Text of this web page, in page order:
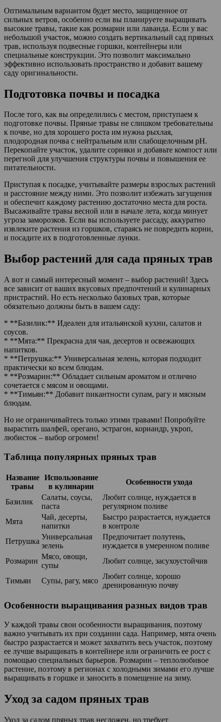
Оптимальным вариантом будет место, защищенное от
сильных ветров, особенно если вы планируете выращивать
высокие травы, такие как розмарин или лаванда. Если у вас
небольшой участок, можно создать вертикальный сад пряных
трав, используя подвесные горшки, контейнеры или
специальные конструкции. Это позволит максимально
эффективно использовать пространство и добавит вашему
саду оригинальности.
Подготовка почвы и посадка
После того, как вы определились с местом, приступаем к
подготовке почвы. Пряные травы не слишком требовательны
к почве, но для хорошего роста им нужна рыхлая,
плодородная почва с нейтральным или слабощелочным pH.
Перекопайте участок, удалите сорняки и добавьте компост или
перегной для улучшения структуры почвы и повышения ее
питательности.
Приступая к посадке, учитывайте размеры взрослых растений
и расстояние между ними. Это позволит избежать загущения
и обеспечит каждому растению достаточно места для роста.
Высаживайте травы весной или в начале лета, когда минует
угроза заморозков. Если вы используете рассаду, аккуратно
извлеките растения из горшков, стараясь не повредить корни,
и посадите их в подготовленные лунки.
Выбор растений для сада пряных трав
А вот и самый интересный момент – выбор растений! Здесь
все зависит от ваших вкусовых предпочтений и кулинарных
пристрастий. Но есть несколько базовых трав, которые
обязательно должны быть в вашем саду:
* **Базилик:** Идеален для итальянской кухни, салатов и
соусов.
* **Мята:** Прекрасна для чая, десертов и освежающих
напитков.
* **Петрушка:** Универсальная зелень, которая подходит
практически ко всем блюдам.
* **Розмарин:** Обладает сильным ароматом и отлично
сочетается с мясом и овощами.
* **Тимьян:** Добавит пикантности супам, рагу и мясным
блюдам.
Но не ограничивайтесь только этими травами! Попробуйте
вырастить шалфей, орегано, эстрагон, кориандр, укроп,
любисток – выбор огромен!
Таблица популярных пряных трав
Название
травы
Использование
в кулинарии
Особенности ухода
Базилик
Салаты, соусы,
паста
Любит солнце, нуждается в
регулярном поливе
Мята
Чай, десерты,
напитки
Быстро разрастается, нуждается
в контроле
Петрушка
Универсальная
зелень
Предпочитает полутень,
нуждается в умеренном поливе
Розмарин
Мясо, овощи,
супы
Любит солнце, засухоустойчив
Тимьян Супы, рагу, мясо
Любит солнце, хорошо
дренированную почву
Особенности выращивания разных видов трав
У каждой травы свои особенности выращивания, поэтому
важно учитывать их при создании сада. Например, мята очень
быстро разрастается и может захватить весь участок, поэтому
ее лучше выращивать в контейнере или ограничить ее рост с
помощью специальных барьеров. Розмарин – теплолюбивое
растение, поэтому в регионах с холодными зимами его лучше
выращивать в горшке и заносить в помещение на зиму.
Уход за садом пряных трав
Уход за садом пряных трав несложен, но требует